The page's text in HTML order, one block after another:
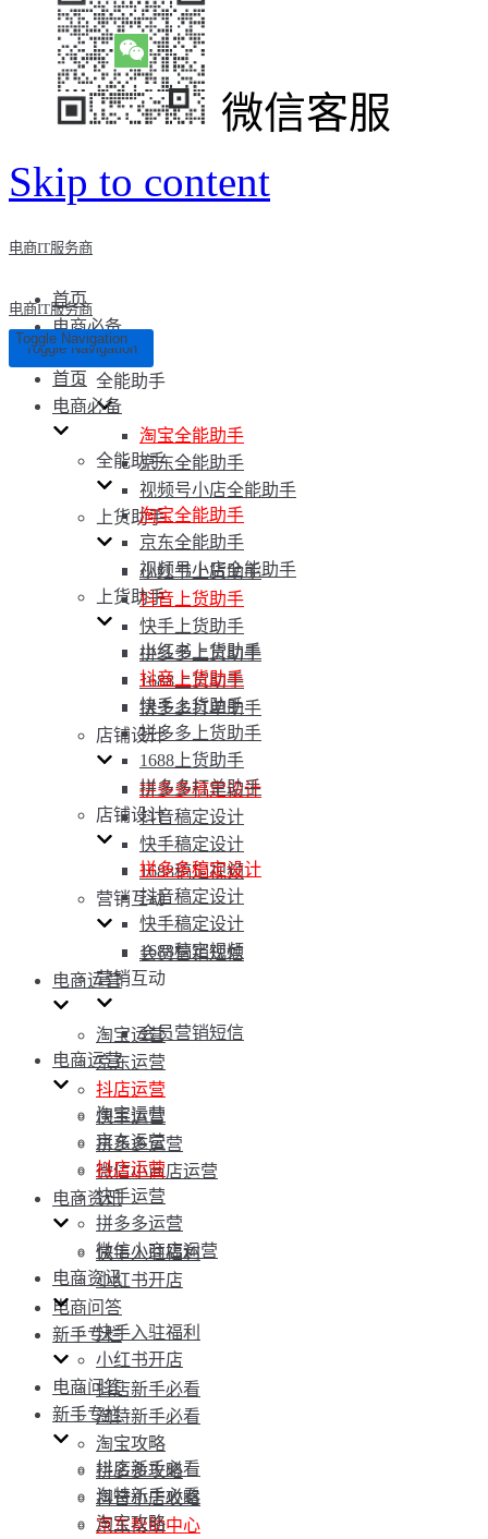
微信客服
Skip to content
电商IT服务商
首页
电商必备
全能助手
淘宝全能助手
京东全能助手
视频号小店全能助手
上货助手
小红书上货助手
抖音上货助手
快手上货助手
拼多多上货助手
1688上货助手
拼多多打单助手
店铺设计
拼多多稿定设计
抖音稿定设计
快手稿定设计
1688稿定视频
营销互动
会员营销短信
电商运营
淘宝运营
京东运营
抖店运营
快手运营
拼多多运营
微信小商店运营
电商资讯
快手入驻福利
小红书开店
电商问答
新手专栏
抖店新手必看
淘特新手必看
淘宝攻略
拼多多攻略
抖音小店攻略
京东帮助中心
电商IT服务商
Toggle Navigation
Toggle Navigation
首页
电商必备
全能助手
淘宝全能助手
京东全能助手
视频号小店全能助手
上货助手
小红书上货助手
抖音上货助手
快手上货助手
拼多多上货助手
1688上货助手
拼多多打单助手
店铺设计
拼多多稿定设计
抖音稿定设计
快手稿定设计
1688稿定视频
营销互动
会员营销短信
电商运营
淘宝运营
京东运营
抖店运营
快手运营
拼多多运营
微信小商店运营
电商资讯
快手入驻福利
小红书开店
电商问答
新手专栏
抖店新手必看
淘特新手必看
淘宝攻略